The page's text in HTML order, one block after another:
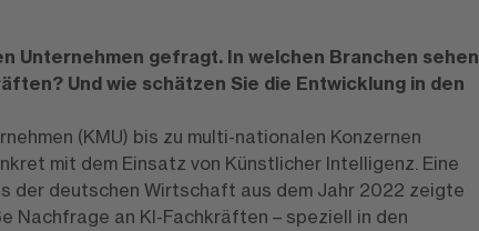
Unternehmen gefragt. In welchen Branchen sehen
Und wie schätzen Sie die Entwicklung in den
(KMU) bis zu multi-nationalen Konzernen
mit dem Einsatz von Künstlicher Intelligenz. Eine
der deutschen Wirtschaft aus dem Jahr 2022 zeigte
Nachfrage an KI-Fachkräften – speziell in den